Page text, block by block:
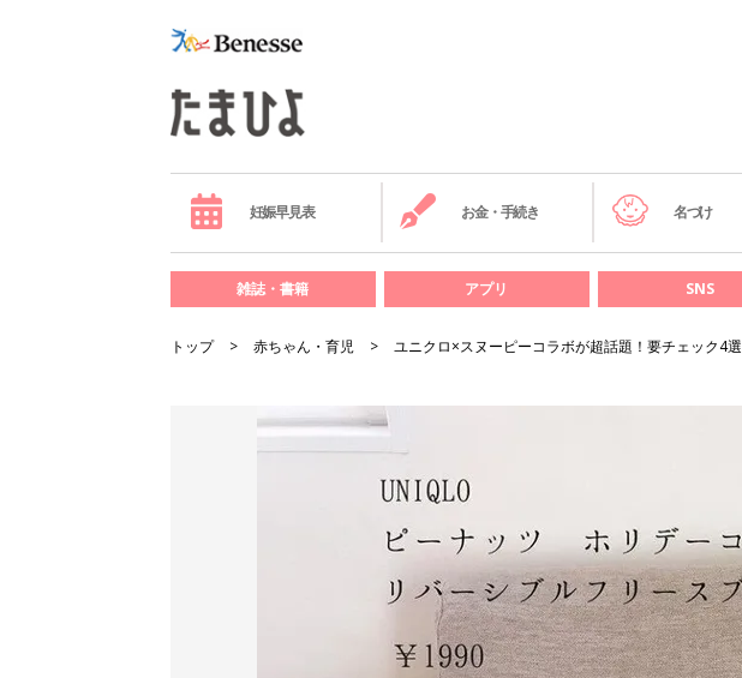
妊娠早見表 お金・手続き 名づけ
雑誌・書籍 アプリ SNS
トップ 赤ちゃん・育児 ユニクロ×スヌーピーコラボが超話題！要チェック4選